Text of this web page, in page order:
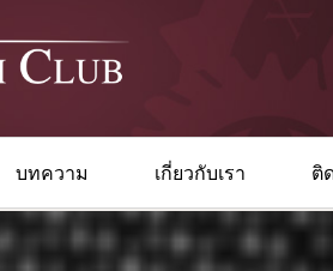
บทความ เกี่ยวกับเรา ติ